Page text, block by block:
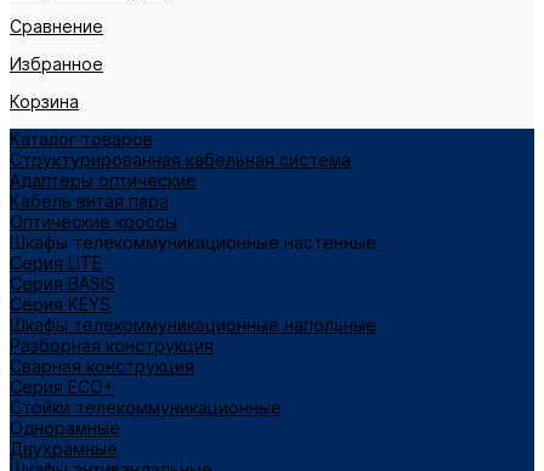
Сравнение
Избранное
Корзина
Каталог товаров
Структурированная кабельная система
Адаптеры оптические
Кабель витая пара
Оптические кроссы
Шкафы телекоммуникационные настенные
Cерия LITE
Cерия BASIS
Cерия KEYS
Шкафы телекоммуникационные напольные
Разборная конструкция
Сварная конструкция
Серия ECO+
Стойки телекоммуникационные
Однорамные
Двухрамные